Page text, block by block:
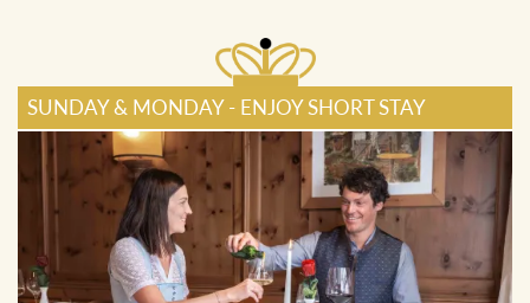
SUNDAY & MONDAY - ENJOY SHORT STAY